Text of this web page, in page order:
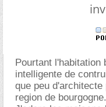
Pourtant l'habitation
intelligente de
que peu
region de bourgogne.